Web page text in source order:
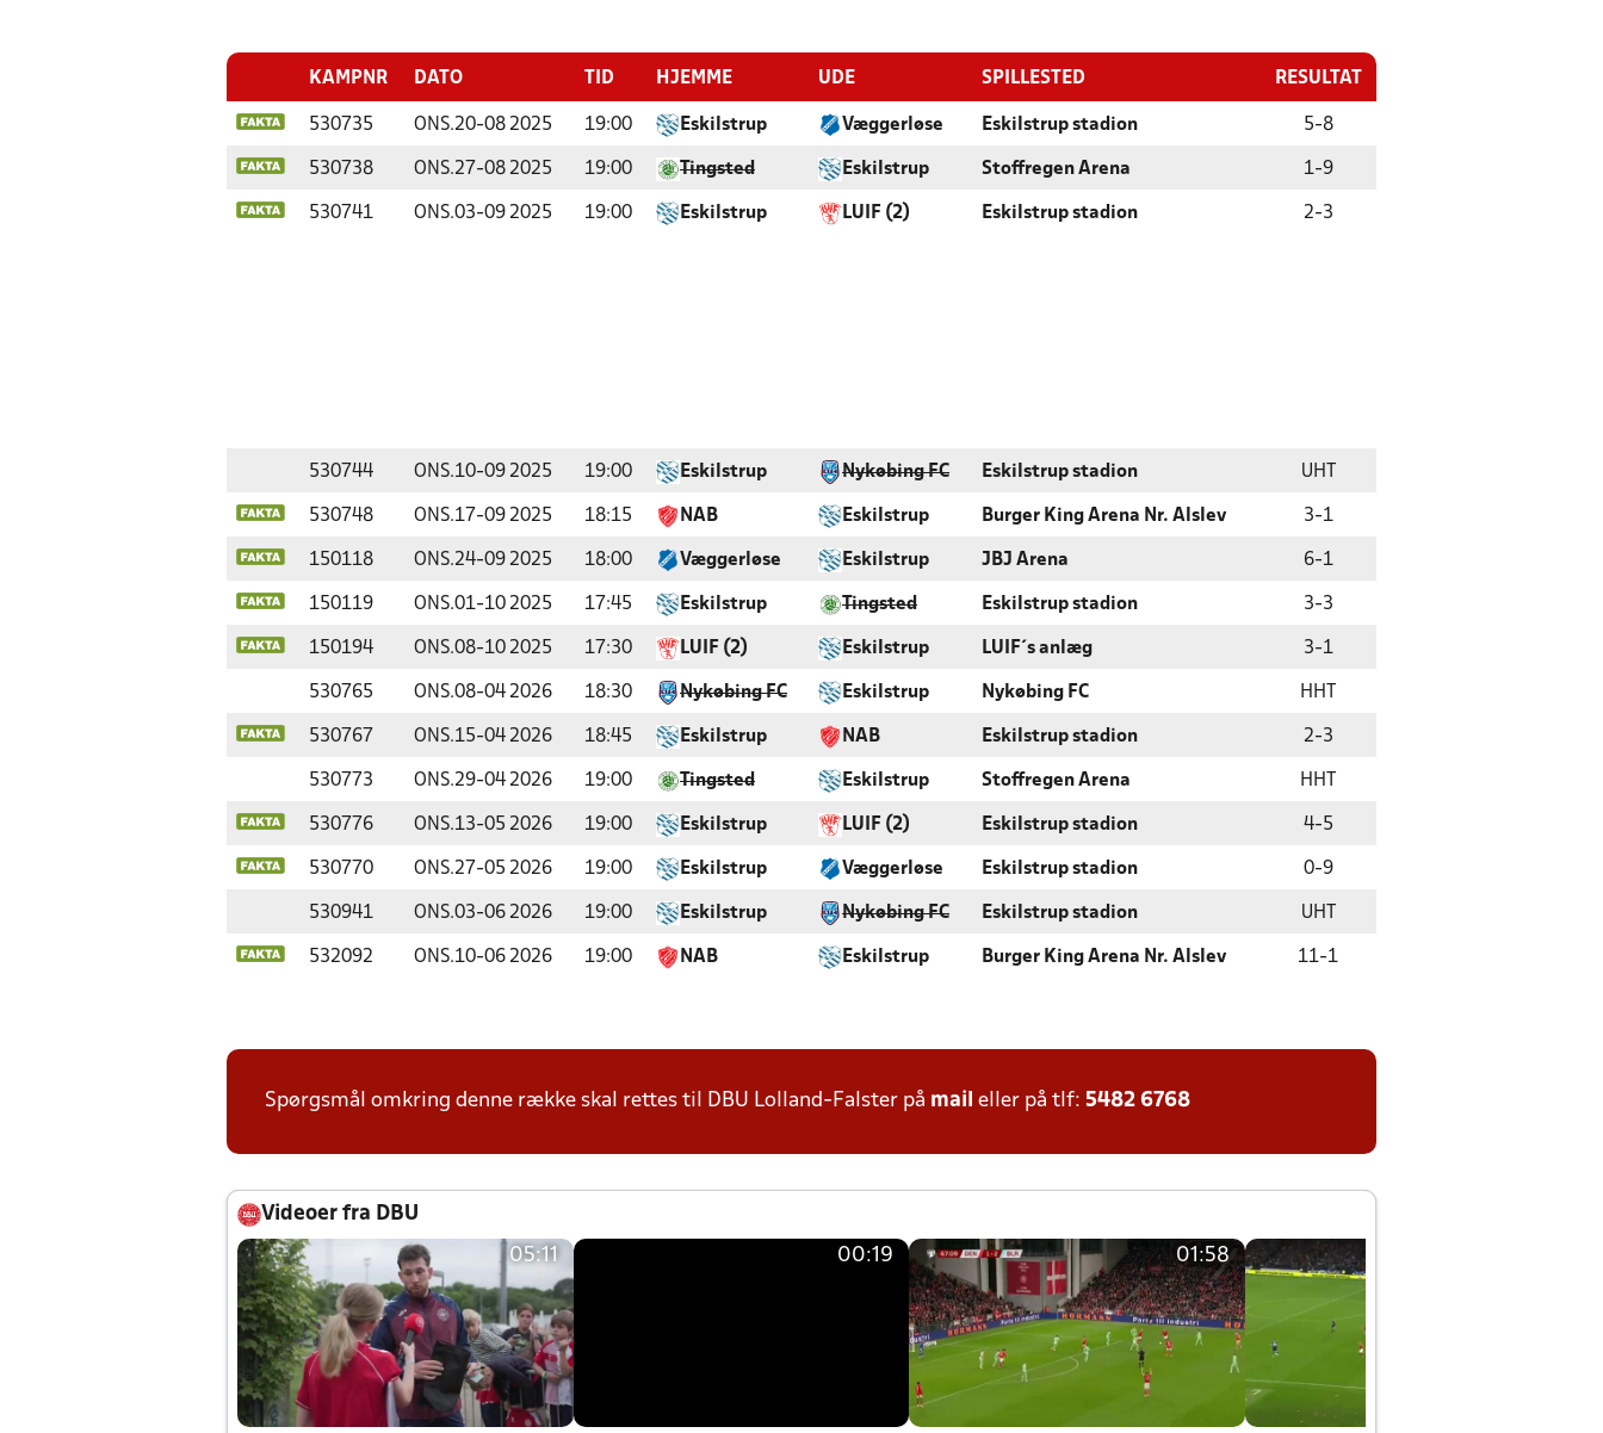
KAMPNR DATO TID HJEMME UDE SPILLESTED RESULTAT
530735 ONS.20-08 2025 19:00 Eskilstrup Væggerløse Eskilstrup stadion 5-8
530738 ONS.27-08 2025 19:00 Tingsted Eskilstrup Stoffregen Arena 1-9
530741 ONS.03-09 2025 19:00 Eskilstrup LUIF (2) Eskilstrup stadion 2-3
530744 ONS.10-09 2025 19:00 Eskilstrup Nykøbing FC Eskilstrup stadion UHT
530748 ONS.17-09 2025 18:15 NAB Eskilstrup Burger King Arena Nr. Alslev 3-1
150118 ONS.24-09 2025 18:00 Væggerløse Eskilstrup JBJ Arena 6-1
150119 ONS.01-10 2025 17:45 Eskilstrup Tingsted Eskilstrup stadion 3-3
150194 ONS.08-10 2025 17:30 LUIF (2) Eskilstrup LUIF´s anlæg 3-1
530765 ONS.08-04 2026 18:30 Nykøbing FC Eskilstrup Nykøbing FC HHT
530767 ONS.15-04 2026 18:45 Eskilstrup NAB Eskilstrup stadion 2-3
530773 ONS.29-04 2026 19:00 Tingsted Eskilstrup Stoffregen Arena HHT
530776 ONS.13-05 2026 19:00 Eskilstrup LUIF (2) Eskilstrup stadion 4-5
530770 ONS.27-05 2026 19:00 Eskilstrup Væggerløse Eskilstrup stadion 0-9
530941 ONS.03-06 2026 19:00 Eskilstrup Nykøbing FC Eskilstrup stadion UHT
532092 ONS.10-06 2026 19:00 NAB Eskilstrup Burger King Arena Nr. Alslev 11-1
Spørgsmål omkring denne række skal rettes til DBU Lolland-Falster på mail eller på tlf: 5482 6768
Videoer fra DBU
05:11 00:19 01:58